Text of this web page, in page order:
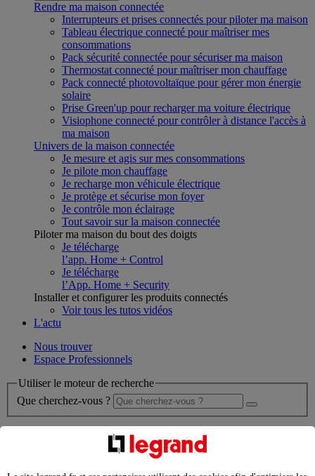
Rendre ma maison connectée
Interrupteurs et prises connectés pour piloter ma maison
Tableau électrique connecté pour maîtriser mes
consommations
Pack sécurité connectée pour sécuriser ma maison
Thermostat connecté pour maîtriser mon chauffage
Pack connecté photovoltaïque pour gérer mon énergie
solaire
Prise Green'up pour recharger ma voiture électrique
Visiophone connecté pour contrôler à distance l'accès à
ma maison
Univers de la maison connectée
Je mesure et agis sur mes consommations
Je pilote mon chauffage
Je recharge mon véhicule électrique
Je protège et sécurise mon foyer
Je contrôle mon éclairage
Tout savoir sur la maison connectée
Piloter ma maison du bout des doigts
Je télécharge
l’app. Home + Control
Je télécharge
l’App. Home + Security
Installer et configurer les produits connectés
Voir tous les tutos vidéos
L'actu
Nous trouver
Espace Professionnels
Utiliser le moteur de recherche
Que cherchez-vous ?
Nous n'avons pas pu charger les résultats de votre recherche
Produits professionnels